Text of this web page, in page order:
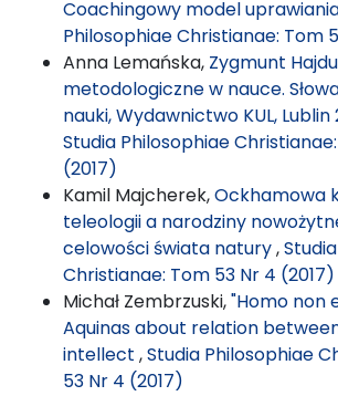
Coachingowy model
Philosophiae Christianae: Tom
Anna Lemańska, Zygmunt
metodologiczne w nauce.
nauki, Wydawnictwo KUL, Lublin
Studia Philosophiae
(2017)
Kamil Majcherek,Ockhamowa
teleologii a narodziny
celowości świata natury,
Christianae: Tom 53 Nr 4 (2017)
Michał Zembrzuski,"Homo non
Aquinas about relation
intellect ,Studia Philosophiae
53 Nr 4 (2017)